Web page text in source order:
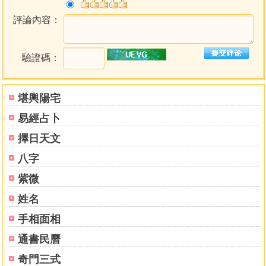
堪輿陽宅
易經占卜
擇日天文
八字
紫微
姓名
手相面相
通書民曆
奇門三式
評論內容：
驗證碼：